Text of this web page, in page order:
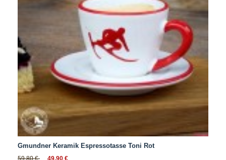
Gmundner Keramik Espressotasse Toni Rot
59,80 €
49,90 €